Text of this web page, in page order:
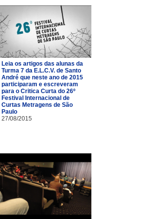
Leia os artigos das alunas da
Turma 7 da E.L.C.V. de Santo
André que neste ano de 2015
participaram e escreveram
para o Critica Curta do 26º
Festival Internacional de
Curtas Metragens de São
Paulo
27/08/2015